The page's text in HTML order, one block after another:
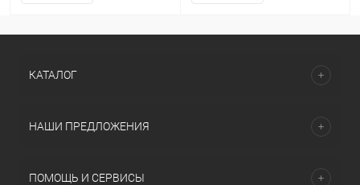
КАТАЛОГ
НАШИ ПРЕДЛОЖЕНИЯ
ПОМОЩЬ И СЕРВИСЫ